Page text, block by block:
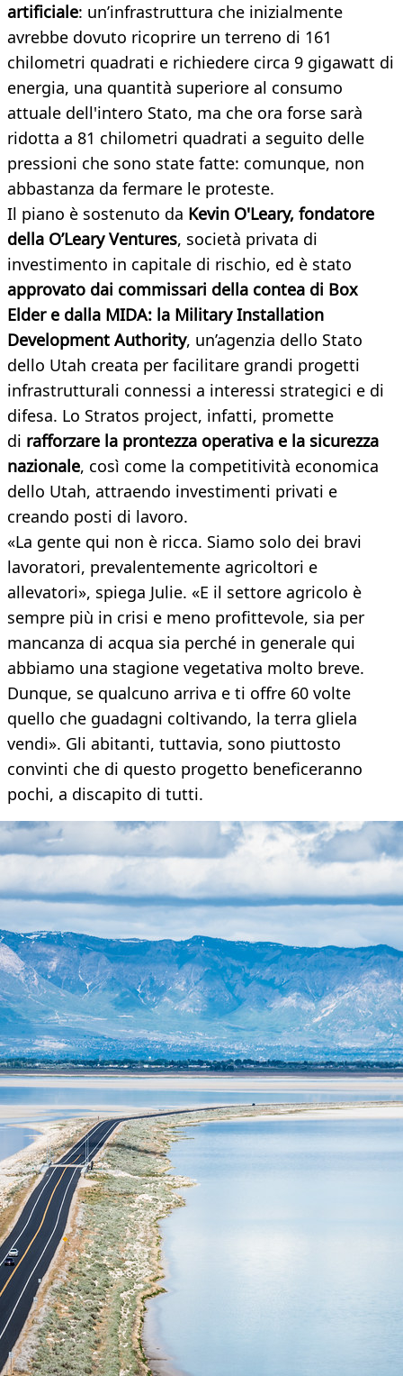
artificiale: un’infrastruttura che inizialmente
avrebbe dovuto ricoprire un terreno di 161
chilometri quadrati e richiedere circa 9 gigawatt di
energia, una quantità superiore al consumo
attuale dell'intero Stato, ma che ora forse sarà
ridotta a 81 chilometri quadrati a seguito delle
pressioni che sono state fatte: comunque, non
abbastanza da fermare le proteste.
Il piano è sostenuto da Kevin O'Leary, fondatore
della O’Leary Ventures, società privata di
investimento in capitale di rischio, ed è stato
approvato dai commissari della contea di Box
Elder e dalla MIDA: la MilitaryInstallation
Development Authority, un’agenzia dello Stato
dello Utah creata per facilitare grandi progetti
infrastrutturali connessi a interessi strategici e di
difesa. Lo Stratos project, infatti, promette
di rafforzare la prontezza operativa e la sicurezza
nazionale, così come la competitività economica
dello Utah, attraendo investimenti privati e
creando posti di lavoro.
«La gente qui non è ricca. Siamo solo dei bravi
lavoratori, prevalentemente agricoltori e
allevatori», spiega Julie. «E il settore agricolo è
sempre più in crisi e meno profittevole, sia per
mancanza di acqua sia perché in generale qui
abbiamo una stagione vegetativa molto breve.
Dunque, se qualcuno arriva e ti offre 60 volte
quello che guadagni coltivando, la terra gliela
vendi». Gli abitanti, tuttavia, sono piuttosto
convinti che di questo progetto beneficeranno
pochi, a discapito di tutti.